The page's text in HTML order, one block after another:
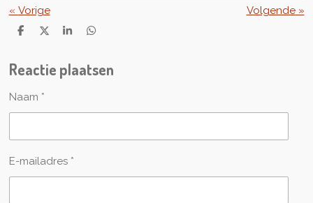
« Vorige Volgende»
D
e
n
D
l
S
r
e
D
e
n
Reactie plaatsen
Naam *
E-mailadres *